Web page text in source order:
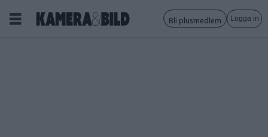
Bli plusmedlem Logga in